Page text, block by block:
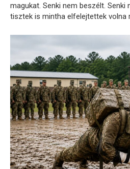
magukat. Senki nem beszélt. Senki
tisztek is mintha elfelejtettek volna